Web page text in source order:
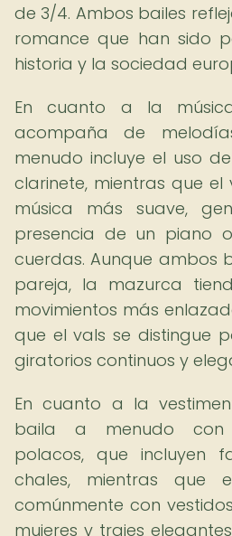
de 3/4. Ambos bailes
romance que han sido
historia y la sociedad
En cuanto a la
acompaña de
menudo incluye el uso
clarinete, mientras que el
música más suave,
presencia de un piano
cuerdas. Aunque ambos
pareja, la mazurca
movimientos más
que el vals se distingue
giratorios continuos y
En cuanto a la
baila a menudo con
polacos, que incluyen
chales, mientras que
comúnmente con
mujeres y trajes